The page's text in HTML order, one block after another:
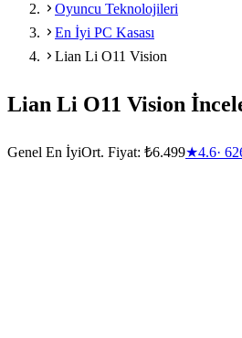
Oyuncu Teknolojileri
En İyi PC Kasası
Lian Li O11 Vision
Lian Li O11 Vision
Genel En İyiOrt. Fiyat: ₺6.499★4.6·